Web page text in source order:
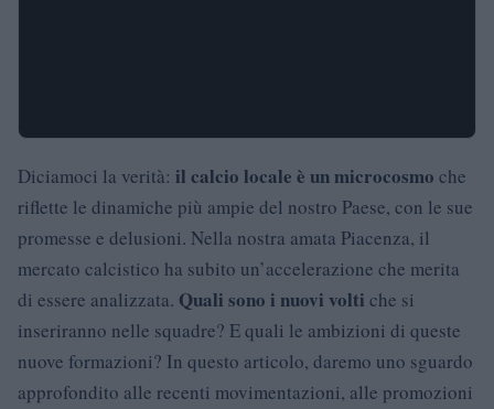
Diciamoci la verità: il calcio locale è un microcosmo che
riflette le dinamiche più ampie del nostro Paese, con le sue
promesse e delusioni. Nella nostra amata Piacenza, il
mercato calcistico ha subito un’accelerazione che merita
di essere analizzata. Quali sono i nuovi volti che si
inseriranno nelle squadre? E quali le ambizioni di queste
nuove formazioni? In questo articolo, daremo uno sguardo
approfondito alle recenti movimentazioni, alle promozioni